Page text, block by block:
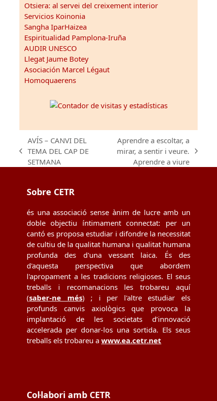
Otsiera: al servei del creixement interior
Servicios Koinonia
Sangha IparHaizea
Espiritualidad Pamplona-Iruña
AUDIR UNESCO
Llegat Jaume Botey
Asociación Marcel Légaut
Homoquaerens
previous
post:
AVÍS – CANVI DEL
TEMA DEL CAP DE
SETMANA
post:
Aprendre a escoltar, a
mirar, a sentir i veure.
Aprendre a viure
Sobre CETR
és una associació sense ànim de lucre amb un
doble objectiu íntimament connectat: per un
cantó es proposa estudiar i difondre la necessitat
de cultiu de la qualitat humana i qualitat humana
profunda des d'una vessant laica. És des
d'aquesta perspectiva que abordem
l'apropament a les tradicions religioses. El seus
treballs i recomanacions les trobareu aquí
(saber-ne més) ; i per l'altre estudiar els
profunds canvis axiològics que provoca la
implantació de les societats d’innovació
accelerada per donar-los una sortida. Els seus
treballs els trobareu a www.ea.cetr.net
Col·labori amb CETR